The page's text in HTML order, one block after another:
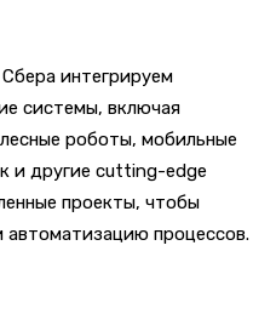
интегрируем
системы, включая
роботы, мобильные
и другие cutting-edge
проекты, чтобы
автоматизацию процессов.